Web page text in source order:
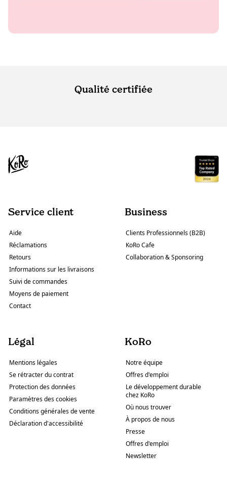
Qualité certifiée
Service client
Aide
Réclamations
Retours
Informations sur les livraisons
Suivi de commandes
Moyens de paiement
Contact
Business
Clients Professionnels (B2B)
KoRo Cafe
Collaboration & Sponsoring
Légal
Mentions légales
Se rétracter du contrat
Protection des données
Paramètres des cookies
Conditions générales de vente
Déclaration d'accessibilité
KoRo
Notre équipe
Offres d'emploi
Le développement durable
chez KoRo
Où nous trouver
À propos de nous
Presse
Offres d'emploi
Newsletter